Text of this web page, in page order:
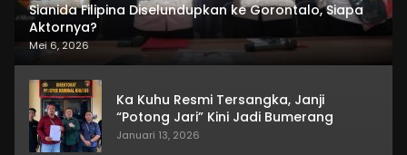
Sianida Filipina Diselundupkan ke Gorontalo, Siapa
Aktornya?
Mei 6, 2026
Ka Kuhu Resmi Tersangka, Janji
“Potong Jari” Kini Jadi Bumerang
Januari 13, 2026